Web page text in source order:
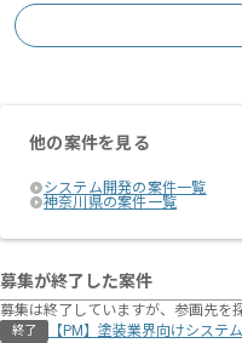
他の案件を見る
システム開発の案件一覧
神奈川県の案件一覧
募集が終了した案件
募集は終了していますが、参画先を
終了 【PM】塗装業界向けシステ